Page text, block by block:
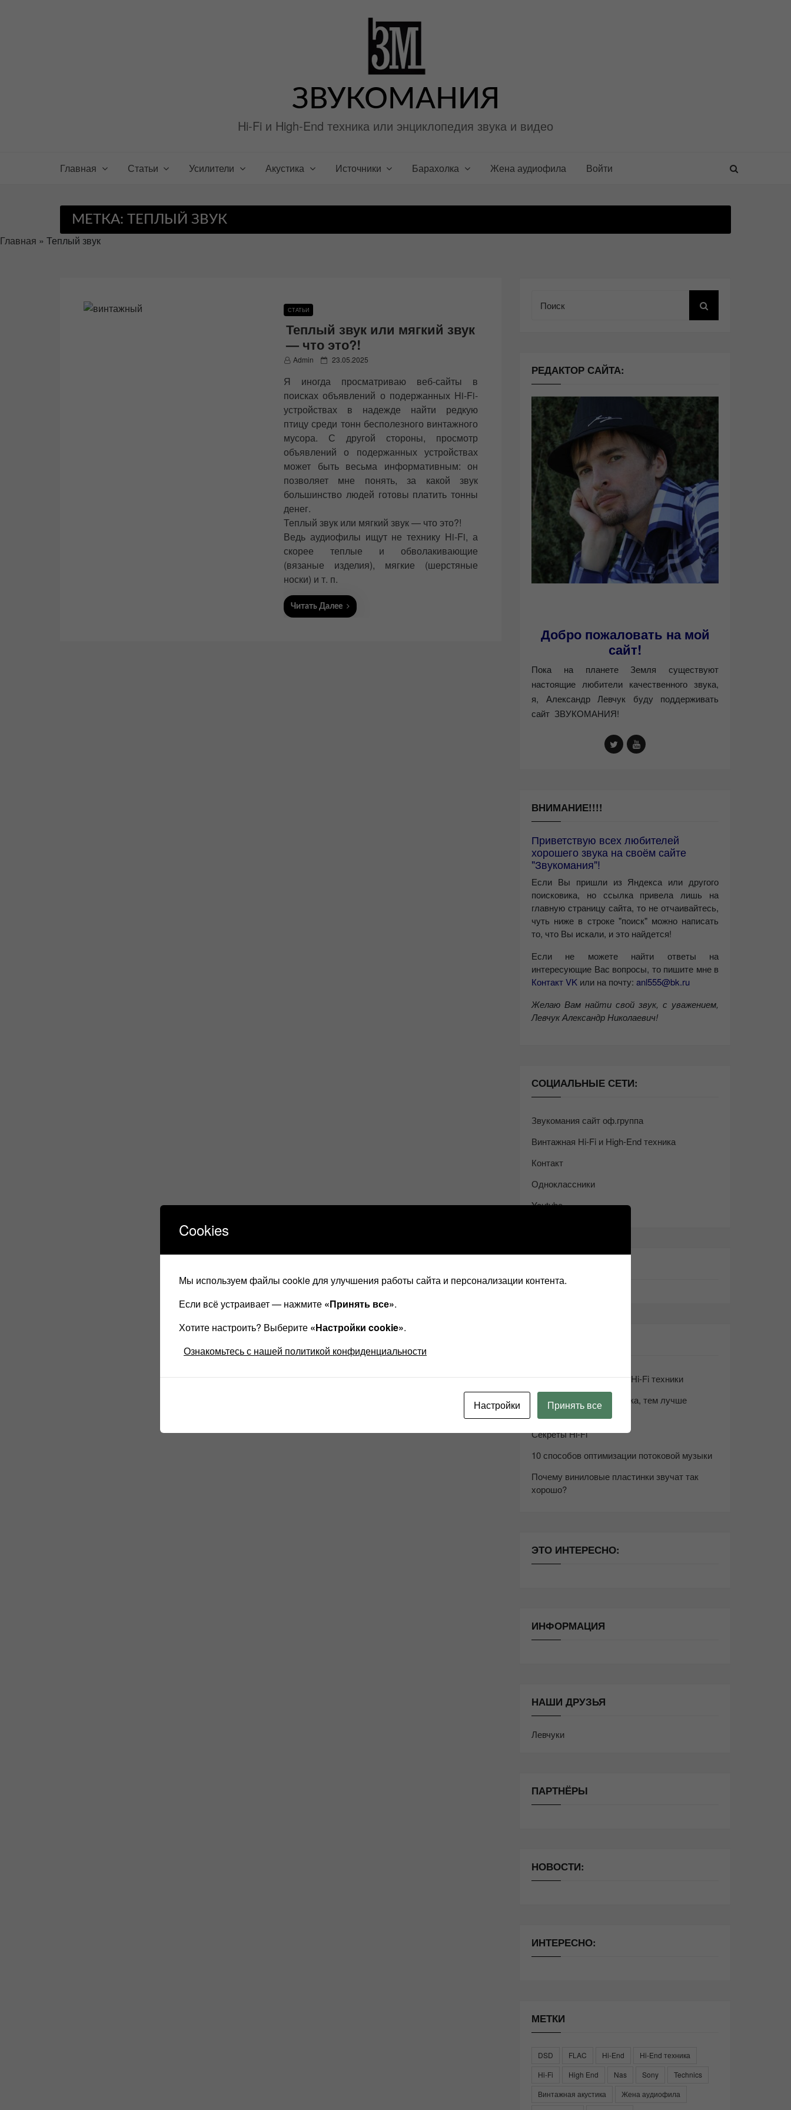
ЗВУКОМАНИЯ
Hi-Fi и High-End техника или энциклопедия звука и видео
Главная Статьи Усилители Акустика Источники Барахолка Жена аудиофила Войти
МЕТКА: ТЕПЛЫЙ ЗВУК
Главная » Теплый звук
СТАТЬИ
Теплый звук или мягкий звук
— что это?!
Admin
P
s
e
d
o
n
23.05.2025
Я иногда просматриваю веб-сайты в
поисках объявлений о подержанных Hi-Fi-
устройствах в надежде найти редкую
птицу среди тонн бесполезного винтажного
мусора. С другой стороны, просмотр
объявлений о подержанных устройствах
может быть весьма информативным: он
позволяет мне понять, за какой звук
большинство людей готовы платить тонны
денег.
Теплый звук или мягкий звук — что это?!
Ведь аудиофилы ищут не технику Hi-Fi, а
скорее теплые и обволакивающие
(вязаные изделия), мягкие (шерстяные
носки) и т. п.
Читать Далее
РЕДАКТОР САЙТА:
Добро пожаловать на мой
сайт!
Пока на планете Земля существуют
настоящие любители качественного звука,
я, Александр Левчук буду поддерживать
сайт ЗВУКОМАНИЯ!
ВНИМАНИЕ!!!!
Приветствую всех любителей
хорошего звука на своём сайте
"Звукомания"!
Если Вы пришли из Яндекса или другого
поисковика, но ссылка привела лишь на
главную страницу сайта, то не отчаивайтесь,
чуть ниже в строке "поиск" можно написать
то, что Вы искали, и это найдется!
Если не можете найти ответы на
интересующие Вас вопросы, то пишите мне в
Контакт VK или на почту: anl555@bk.ru
Желаю Вам найти свой звук, с уважением,
Левчук Александр Николаевич!
СОЦИАЛЬНЫЕ СЕТИ:
Звукомания сайт оф.группа
Винтажная Hi-Fi и High-End техника
Контакт
Одноклассники
Youtube
Возьмите друга в салон Hi-Fi техники
Чем дороже аудиотехника, тем лучше
звучит?
Секреты Hi-Fi
10 способов оптимизации потоковой музыки
Почему виниловые пластинки звучат так
хорошо?
ЭТО ИНТЕРЕСНО:
ИНФОРМАЦИЯ
НАШИ ДРУЗЬЯ
Левчуки
ПАРТНЁРЫ
НОВОСТИ:
ИНТЕРЕСНО:
МЕТКИ
DSD FLAC Hi-End
Hi-End техника
Hi-Fi
High End Nas Sony
Technics
Винтажная акустика
Жена аудиофила
Cookies
Мы используем файлы cookie для улучшения работы сайта и персонализации контента.
Если всё устраивает — нажмите «Принять все».
Хотите настроить? Выберите «Настройки cookie».
Ознакомьтесь с нашей политикой конфиденциальности
Настройки Принять все